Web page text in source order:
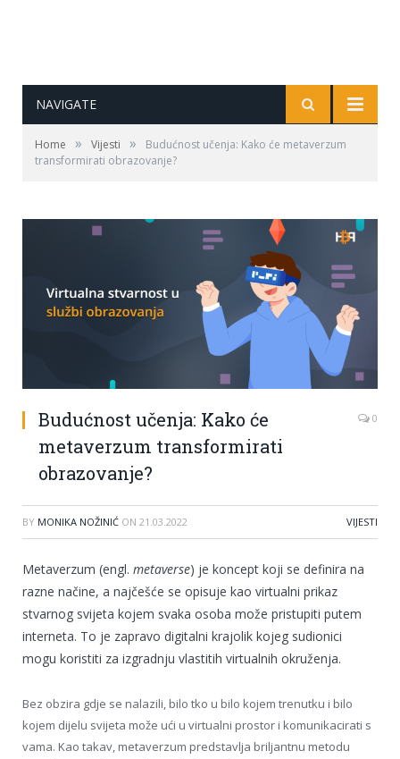
NAVIGATE
Home » Vijesti »
Budućnost učenja: Kako će metaverzum
transformirati obrazovanje?
Budućnost učenja: Kako će
metaverzum transformirati
obrazovanje?
0
BY MONIKA NOŽINIĆ ON 21.03.2022 VIJESTI
Metaverzum (engl. metaverse) je koncept koji se definira na
razne načine, a najčešće se opisuje kao virtualni prikaz
stvarnog svijeta kojem svaka osoba može pristupiti putem
interneta. To je zapravo digitalni krajolik kojeg sudionici
mogu koristiti za izgradnju vlastitih virtualnih okruženja.
Bez obzira gdje se nalazili, bilo tko u bilo kojem trenutku i bilo
kojem dijelu svijeta može ući u virtualni prostor i komunikacirati s
vama. Kao takav, metaverzum predstavlja briljantnu metodu